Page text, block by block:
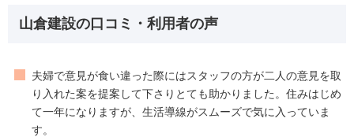
山倉建設の口コミ・利用者の声
夫婦で意見が食い違った際にはスタッフの方が二人の意見を取
り入れた案を提案して下さりとても助かりました。住みはじめ
て一年になりますが、生活導線がスムーズで気に入っていま
す。